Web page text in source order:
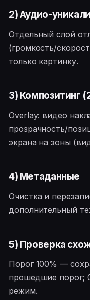
2) Аудио-
Отдельный слой
(громкость/
только картинку.
3) Композитинг
Overlay: видео
прозрачность/
экрана на зоны
4) Метаданные
Очистка и
дополнительный
5) Проверка
Порог 100% —
прошедшие порог;
режим.